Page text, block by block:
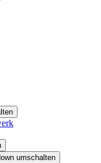
umschalten